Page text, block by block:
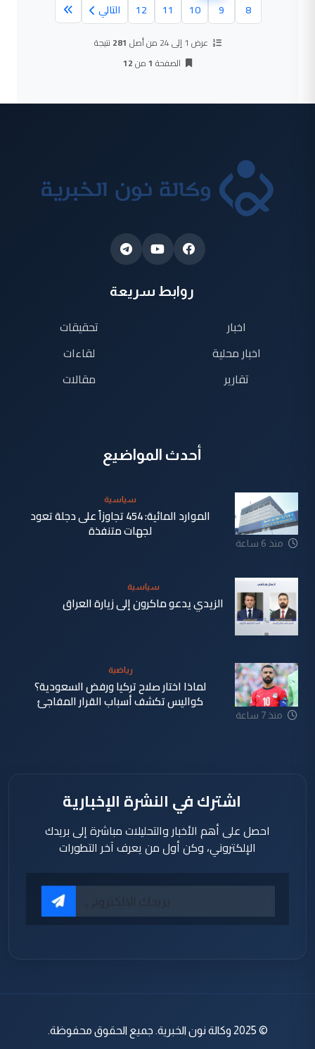
8
9
10
11
12 التالي
عرض 1 إلى 24 من أصل 281 نتيجة
الصفحة 1من12
روابط سريعة
اخبار
اخبار محلية
تقارير
تحقيقات
لقاءات
مقالات
أحدث المواضيع
منذ 6 ساعة
سياسية
الموارد المائية: 454 تجاوزاً على دجلة تعود
لجهات متنفذة
سياسية
الزيدي يدعو ماكرون إلى زيارة العراق
منذ 7 ساعة
رياضية
لماذا اختار صلاح تركيا ورفض السعودية؟
كواليس تكشف أسباب القرار المفاجئ
اشترك في النشرة الإخبارية
احصل على أهم الأخبار والتحليلات مباشرة إلى بريدك
الإلكتروني، وكن أول من يعرف آخر التطورات
© 2025 وكالة نون الخبرية. جميع الحقوق محفوظة.